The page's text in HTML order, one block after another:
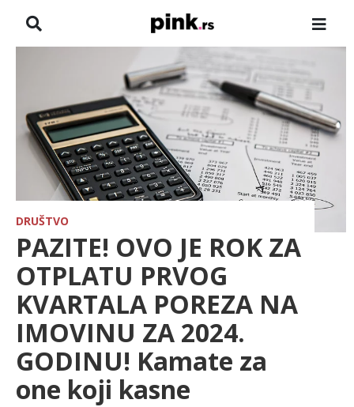
ZADRUGA
SHOWBIZ
HRONIKA
FARMERI
TV
SPORT
LIFESTYLE
DRUŠTVO
PAZITE! OVO JE ROK ZA
OTPLATU PRVOG
KVARTALA POREZA NA
IMOVINU ZA 2024.
GODINU! Kamate za
one koji kasne